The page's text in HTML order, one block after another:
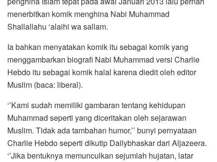
menerbitkan komik menghina Nabi Muhammad
Shallallahu ‘alaihi wa sallam.
Ia bahkan menyatakan komik itu sebagai komik yang
menggambarkan biografi Nabi Muhammad versi Charlie
Hebdo itu sebagai komik halal karena diedit oleh editor
Muslim (baca: liberal).
‘’Kami sudah memiliki gambaran tentang kehidupan
Muhammad seperti yang diceritakan oleh sejarawan
Muslim. Tidak ada tambahan humor,’’ bunyi pernyataan
Charlie Hebdo seperti dikutip Dailybhaskar dari Aljazeera.
‘’Jika bentuknya memunculkan sejumlah hujatan, latar